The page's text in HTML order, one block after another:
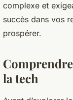
complexe et
succès dans vos
prospérer.
la tech